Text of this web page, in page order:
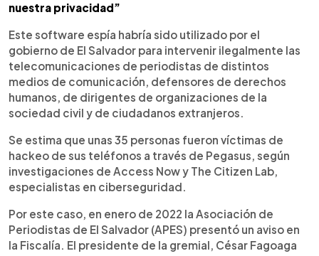
nuestra privacidad”
Este software espía habría sido utilizado por el
gobierno de El Salvador para intervenir ilegalmente las
telecomunicaciones de periodistas de distintos
medios de comunicación, defensores de derechos
humanos, de dirigentes de organizaciones de la
sociedad civil y de ciudadanos extranjeros.
Se estima que unas 35 personas fueron víctimas de
hackeo de sus teléfonos a través de Pegasus, según
investigaciones de Access Now y The Citizen Lab,
especialistas en ciberseguridad.
Por este caso, en enero de 2022 la Asociación de
Periodistas de El Salvador (APES) presentó un aviso en
la Fiscalía. El presidente de la gremial, César Fagoaga